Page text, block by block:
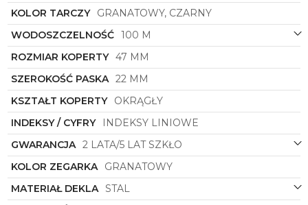
którzy poszukują zegarka, który będzie ich
towarzyszem zarówno w biznesowych spotkaniach,
jak i podczas aktywności fizycznej na świeżym
powietrzu.
Zegarek męskiFestinasymbol
połączenie klasyki z nowoczesnością, elegancji z
funkcjonalnością. Dzięki starannie dobranym
materiałom i precyzyjnemu wykonaniu, ten model
zegarka sprosta oczekiwaniom nawet najbardziej
wymagających klientów. Jest to zdecydowanie
inwestycja, która przetrwa wiele lat i zawsze
pozostanie symbolem dobrego smaku i klasy.
KOLOR TARCZY GRANATOWY, CZARNY
WODOSZCZELNOŚĆ 100 M
ROZMIAR KOPERTY 47 MM
SZEROKOŚĆ PASKA 22 MM
KSZTAŁT KOPERTY OKRĄGŁY
INDEKSY / CYFRY
INDEKSY LINIOWE
GWARANCJA 2 LATA/5 LAT SZKŁO
KOLOR ZEGARKA GRANATOWY
MATERIAŁ DEKLA STAL